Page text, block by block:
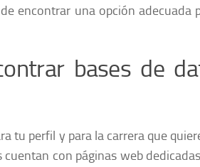
encontrar una opción adecuada
bases de
tu perfil y para la carrera que
con páginas web